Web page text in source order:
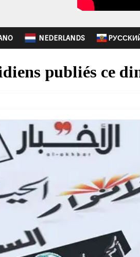
NEDERLANDS
publiés ce